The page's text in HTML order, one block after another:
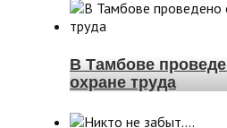
В Тамбове
охране труда